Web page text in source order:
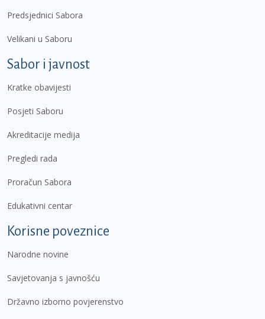
Predsjednici Sabora
Velikani u Saboru
Sabor i javnost
Kratke obavijesti
Posjeti Saboru
Akreditacije medija
Pregledi rada
Proračun Sabora
Edukativni centar
Korisne poveznice
Narodne novine
Savjetovanja s javnošću
Državno izborno povjerenstvo